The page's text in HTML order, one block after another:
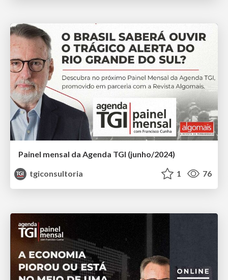
Painel mensal da Agenda TGI (junho/2024)
tgiconsultoria
1 76